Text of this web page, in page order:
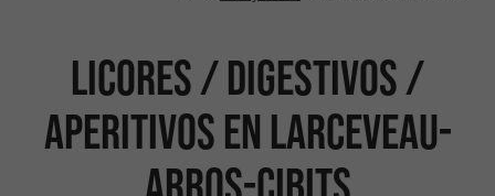
Licores / Digestivos /
Aperitivos en Larceveau-
Arros-Cibits